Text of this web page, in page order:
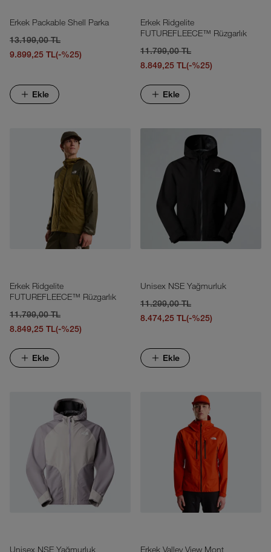
Erkek Packable Shell Parka
13.199,00 TL
9.899,25 TL(-%25)
Ekle
Erkek Ridgelite
FUTUREFLEECE™ Rüzgarlık
11.799,00 TL
8.849,25 TL(-%25)
Ekle
Erkek Ridgelite
FUTUREFLEECE™ Rüzgarlık
11.799,00 TL
8.849,25 TL(-%25)
Ekle
Unisex NSE Yağmurluk
11.299,00 TL
8.474,25 TL(-%25)
Ekle
Unisex NSE Yağmurluk Erkek Valley View Mont